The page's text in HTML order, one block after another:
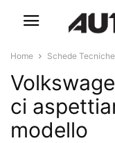
Home Schede Tecniche
ci
modello